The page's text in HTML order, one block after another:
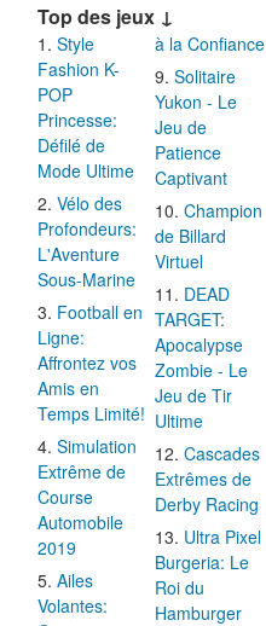
Top des jeux ↓
Style
Fashion K-
POP
Princesse:
Défilé de
Mode Ultime
Vélo des
Profondeurs:
L'Aventure
Sous-Marine
Football en
Ligne:
Affrontez vos
Amis en
Temps Limité!
Simulation
Extrême de
Course
Automobile
2019
Ailes
Volantes:
à la Confiance
Solitaire
Yukon - Le
Jeu de
Patience
Captivant
Champion
de Billard
Virtuel
DEAD
TARGET:
Apocalypse
Zombie - Le
Jeu de Tir
Ultime
Cascades
Extrêmes de
Derby Racing
Ultra Pixel
Burgeria: Le
Roi du
Hamburger